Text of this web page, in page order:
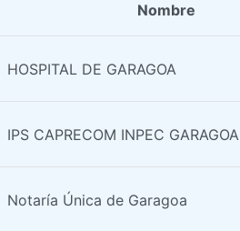
Nombre
HOSPITAL DE GARAGOA
IPS CAPRECOM INPEC GARAGOA
Notaría Única de Garagoa